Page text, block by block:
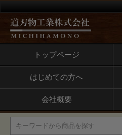
トップページ
はじめての方へ
会社概要